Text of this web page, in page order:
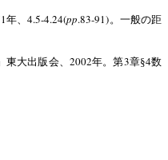
年、4.5-4.24(pp.83-91)。一般の距
東大出版会、 2002年。第3章§4数